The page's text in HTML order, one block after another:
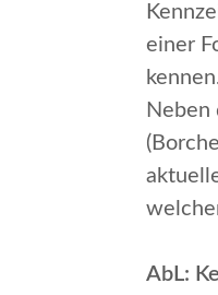
einer
Neben
AbL: